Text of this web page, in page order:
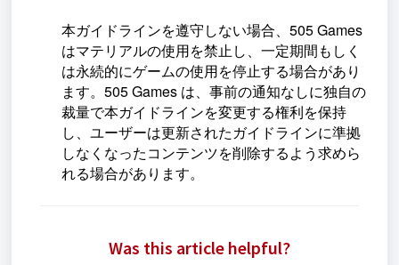
本ガイドラインを遵守しない場合、505 Games
はマテリアルの使用を禁止し、一定期間もしく
は永続的にゲームの使用を停止する場合があり
ます。505 Games は、事前の通知なしに独自の
裁量で本ガイドラインを変更する権利を保持
し、ユーザーは更新されたガイドラインに準拠
しなくなったコンテンツを削除するよう求めら
れる場合があります。
Was this article helpful?